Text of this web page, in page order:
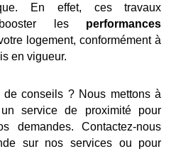
En effet, ces travaux
les performances
logement, conformément à
en vigueur.
de conseils ? Nous mettons à
service de proximité pour
demandes. Contactez-nous
sur nos services ou pour